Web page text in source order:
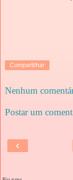
Compartilhar
Nenhum
Postar um
‹